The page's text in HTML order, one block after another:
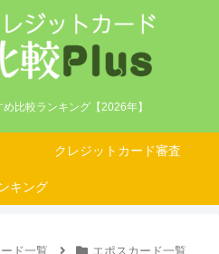
比較ランキング【2026年】
クレジットカード審査
キング
ド一覧
エポスカード一覧